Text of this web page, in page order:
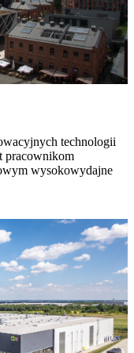
technologii
pracownikom
wysokowydajne